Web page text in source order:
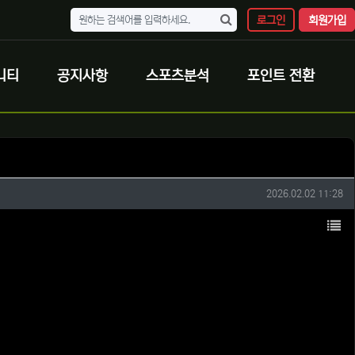
로그인 회원가입
티 공지사항 스포츠분석 포인트 전환
작성일
2026.02.02 11:28
목